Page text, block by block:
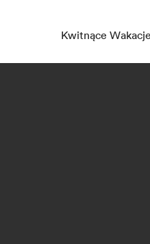
Kwitnące